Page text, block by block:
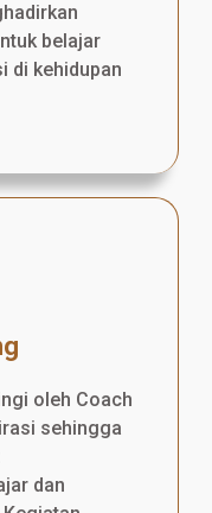
belajar
di kehidupan
oleh Coach
sehingga
dan